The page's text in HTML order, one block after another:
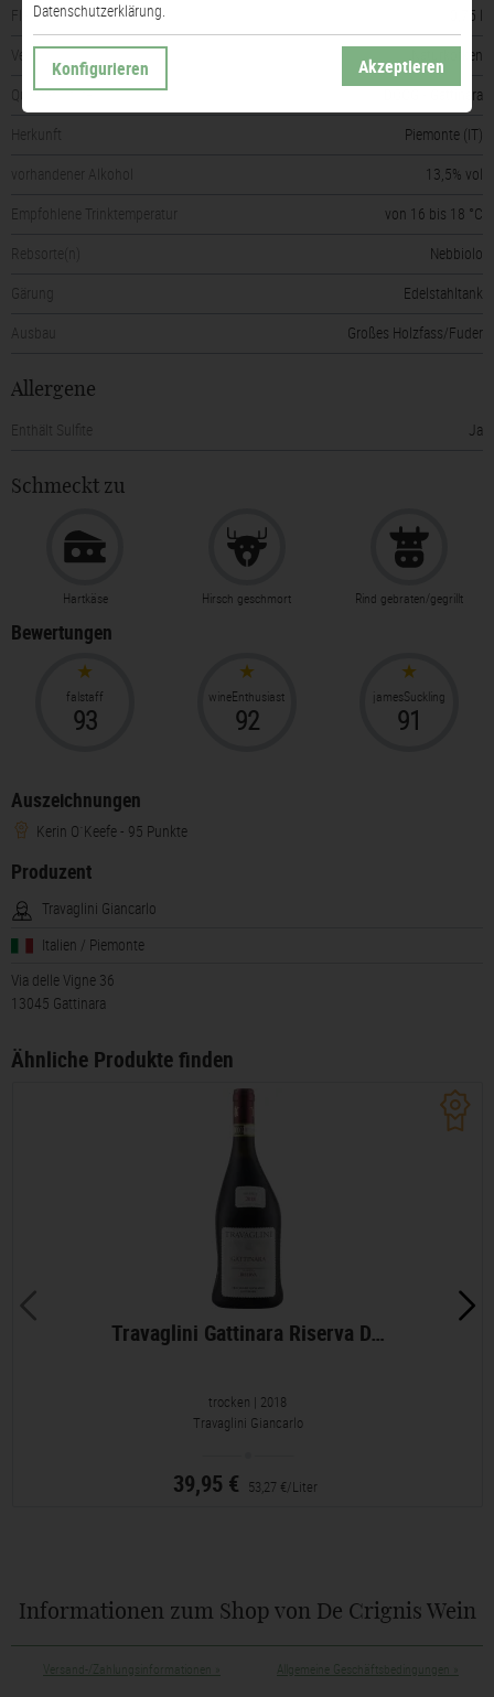
Flaschengröße
0,75 l
Verschluss
Naturkorken
Qualitätsstufe
DOCG - Gattinara
Herkunft
Piemonte (IT)
vorhandener Alkohol
13,5% vol
Empfohlene Trinktemperatur
von 16 bis 18 °C
Rebsorte(n)
Nebbiolo
Gärung
Edelstahltank
Ausbau
Großes Holzfass/Fuder
Allergene
Enthält Sulfite
Ja
Schmeckt zu
Hartkäse Hirsch geschmort Rind gebraten/gegrillt
Bewertungen
falstaff
93
wineEnthusiast
92
jamesSuckling
91
Auszeichnungen
Kerin O`Keefe - 95 Punkte
Produzent
Travaglini Giancarlo
Italien / Piemonte
Via delle Vigne 36
13045 Gattinara
Ähnliche Produkte finden
Travaglini Gattinara Riserva D…
trocken | 2018
Travaglini Giancarlo
39,95 € 53,27 €/Liter
Informationen zum Shop von De Crignis Wein
Versand-/Zahlungsinformationen Allgemeine Geschäftsbedingungen
Datenschutzerklärung.
Konfigurieren Akzeptieren